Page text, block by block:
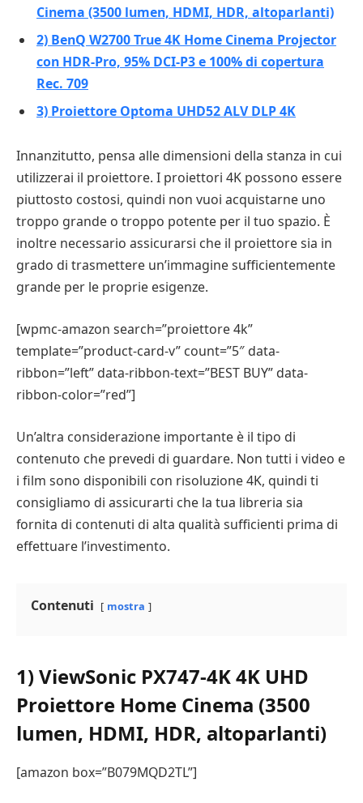
Cinema (3500 lumen, HDMI, HDR, altoparlanti)
2) BenQ W2700 True 4K Home Cinema Projector
con HDR-Pro, 95% DCI-P3 e 100% di copertura
Rec. 709
3) Proiettore Optoma UHD52 ALV DLP 4K
Innanzitutto, pensa alle dimensioni della stanza in cui
utilizzerai il proiettore. I proiettori 4K possono essere
piuttosto costosi, quindi non vuoi acquistarne uno
troppo grande o troppo potente per il tuo spazio. È
inoltre necessario assicurarsi che il proiettore sia in
grado di trasmettere un’immagine sufficientemente
grande per le proprie esigenze.
[wpmc-amazon search=”proiettore 4k”
template=”product-card-v” count=”5″ data-
ribbon=”left” data-ribbon-text=”BEST BUY” data-
ribbon-color=”red”]
Un’altra considerazione importante è il tipo di
contenuto che prevedi di guardare. Non tutti i video e
i film sono disponibili con risoluzione 4K, quindi ti
consigliamo di assicurarti che la tua libreria sia
fornita di contenuti di alta qualità sufficienti prima di
effettuare l’investimento.
Contenuti mostra
1) ViewSonic PX747-4K 4K UHD
Proiettore Home Cinema (3500
lumen, HDMI, HDR, altoparlanti)
[amazon box=”B079MQD2TL”]